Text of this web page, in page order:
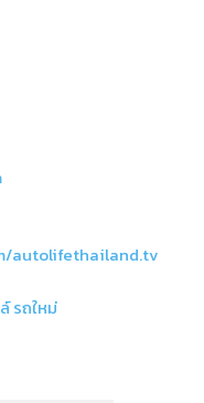
autolifethailand.tv
รถใหม่